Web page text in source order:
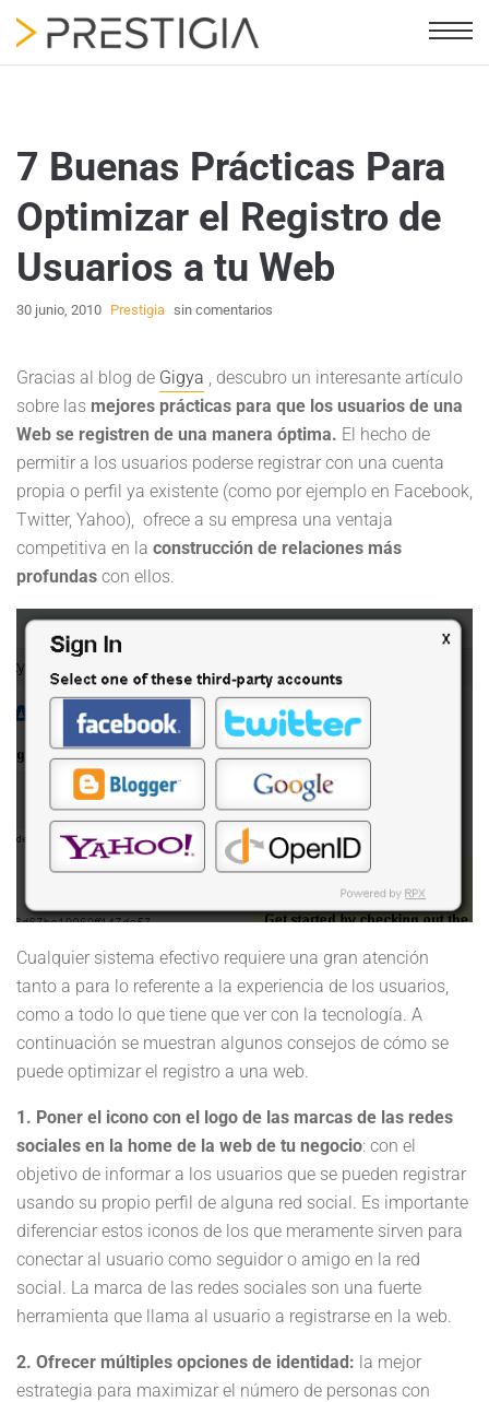
7 Buenas Prácticas Para
Optimizar el Registro de
Usuarios a tu Web
30 junio, 2010 Prestigia sin comentarios
Gracias al blog de Gigya , descubro un interesante artículo
sobre las mejores prácticas para que los usuarios de una
Web se registren de una manera óptima. El hecho de
permitir a los usuarios poderse registrar con una cuenta
propia o perfil ya existente (como por ejemplo en Facebook,
Twitter, Yahoo), ofrece a su empresa una ventaja
competitiva en la construcción de relaciones más
profundas con ellos.
Cualquier sistema efectivo requiere una gran atención
tanto a para lo referente a la experiencia de los usuarios,
como a todo lo que tiene que ver con la tecnología. A
continuación se muestran algunos consejos de cómo se
puede optimizar el registro a una web.
1. Poner el icono con el logo de las marcas de las redes
sociales en la home de la web de tu negocio: con el
objetivo de informar a los usuarios que se pueden registrar
usando su propio perfil de alguna red social. Es importante
diferenciar estos iconos de los que meramente sirven para
conectar al usuario como seguidor o amigo en la red
social. La marca de las redes sociales son una fuerte
herramienta que llama al usuario a registrarse en la web.
2. Ofrecer múltiples opciones de identidad: la mejor
estrategia para maximizar el número de personas con